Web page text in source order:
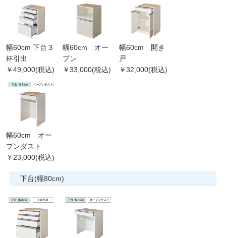
幅60cm 下台３
杯引出
￥49,000(税込)
幅60cm オー
プン
￥33,000(税込)
幅60cm 開き
戸
￥32,000(税込)
幅60cm オー
プンダスト
￥23,000(税込)
下台(幅80cm)